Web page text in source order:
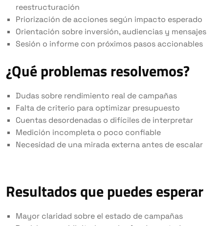
reestructuración
Priorización de acciones según impacto esperado
Orientación sobre inversión, audiencias y mensajes
Sesión o informe con próximos pasos accionables
¿Qué problemas resolvemos?
Dudas sobre rendimiento real de campañas
Falta de criterio para optimizar presupuesto
Cuentas desordenadas o difíciles de interpretar
Medición incompleta o poco confiable
Necesidad de una mirada externa antes de escalar
Resultados que puedes esperar
Mayor claridad sobre el estado de campañas